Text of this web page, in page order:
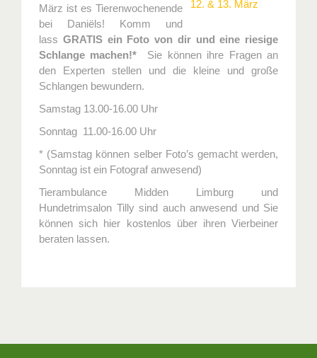
März ist es Tierenwochenende
bei Daniëls! Komm und
lass GRATIS ein Foto von dir und eine riesige
Schlange machen!*
Sie können ihre Fragen an
den Experten stellen und die kleine und große
Schlangen bewundern.
Samstag 13.00-16.00 Uhr
Sonntag 11.00-16.00 Uhr
* (Samstag können selber Foto’s gemacht werden,
Sonntag ist ein Fotograf anwesend)
Tierambulance Midden Limburg und
Hundetrimsalon Tilly sind auch anwesend und Sie
können sich hier kostenlos über ihren Vierbeiner
beraten lassen.